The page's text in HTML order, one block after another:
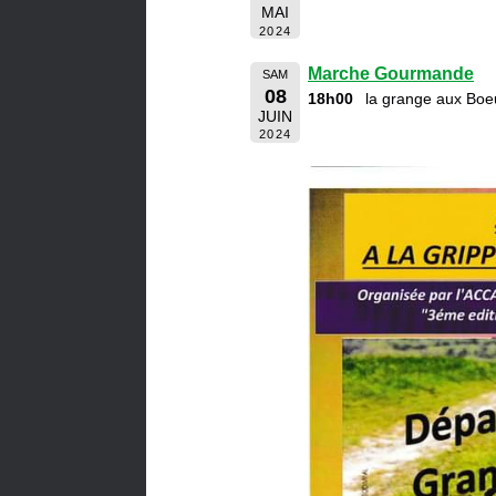
MAI
2024
SAM
08
JUIN
2024
Marche Gourmande
18h00 la grange aux